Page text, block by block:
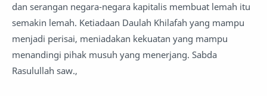
dan serangan negara-negara kapitalis membuat lemah itu
semakin lemah. Ketiadaan Daulah Khilafah yang mampu
menjadi perisai, meniadakan kekuatan yang mampu
menandingi pihak musuh yang menerjang. Sabda
Rasulullah saw.,